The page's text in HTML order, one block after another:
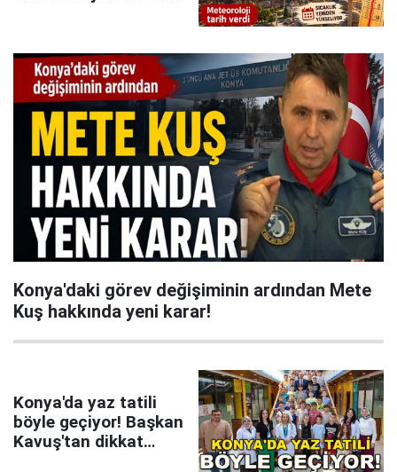
Konya'daki görev değişiminin ardından Mete
Kuş hakkında yeni karar!
Konya'da yaz tatili
böyle geçiyor! Başkan
Kavuş'tan dikkat